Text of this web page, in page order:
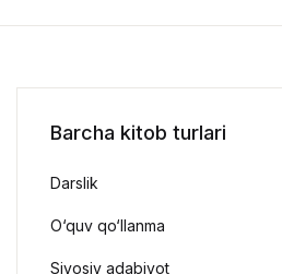
Barcha kitob turlari
Darslik
O‘quv qo‘llanma
Siyosiy adabiyot